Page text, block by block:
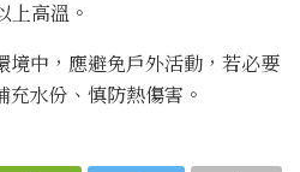
上高溫。
境中，應避免戶外活動，若必要
水份、慎防熱傷害。